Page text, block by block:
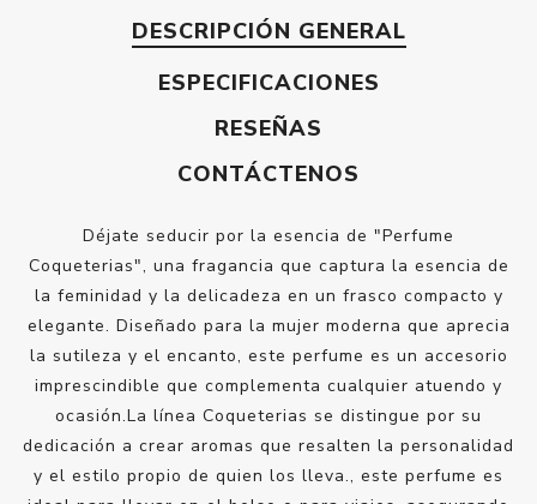
DESCRIPCIÓN GENERAL
ESPECIFICACIONES
RESEÑAS
CONTÁCTENOS
Déjate seducir por la esencia de "Perfume
Coqueterias", una fragancia que captura la esencia de
la feminidad y la delicadeza en un frasco compacto y
elegante. Diseñado para la mujer moderna que aprecia
la sutileza y el encanto, este perfume es un accesorio
imprescindible que complementa cualquier atuendo y
ocasión.La línea Coqueterias se distingue por su
dedicación a crear aromas que resalten la personalidad
y el estilo propio de quien los lleva., este perfume es